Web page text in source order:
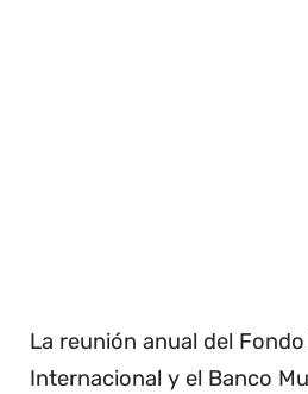
La reunión anual del
Internacional y el Banco